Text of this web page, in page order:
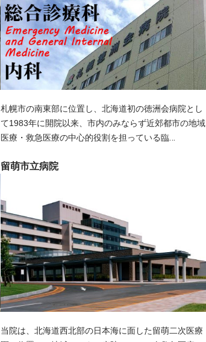
札幌市の南東部に位置し、北海道初の徳洲会病院とし
て1983年に開院以来、市内のみならず近郊都市の地域
医療・救急医療の中心的役割を担っている臨…
留萌市立病院
当院は、北海道西北部の日本海に面した留萌二次医療